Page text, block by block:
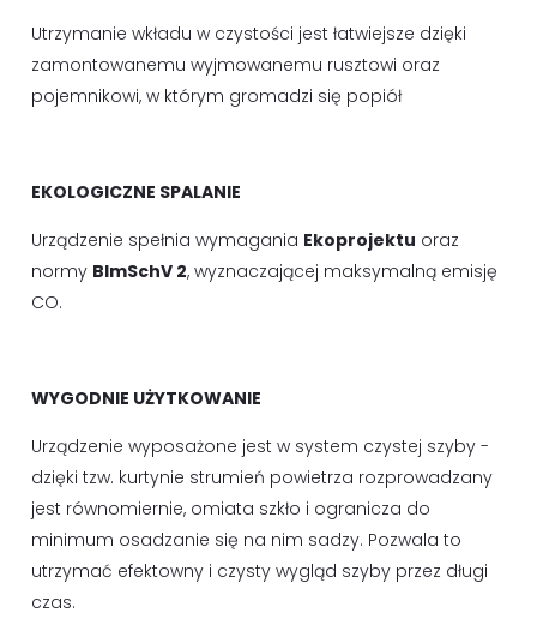
Utrzymanie wkładu w czystości jest łatwiejsze dzięki
zamontowanemu wyjmowanemu rusztowi oraz
pojemnikowi, w którym gromadzi się popiół
EKOLOGICZNE SPALANIE
Urządzenie spełnia wymagania Ekoprojektu oraz
normy BImSchV 2, wyznaczającej maksymalną emisję
CO.
WYGODNIE UŻYTKOWANIE
Urządzenie wyposażone jest w system czystej szyby -
dzięki tzw. kurtynie strumień powietrza rozprowadzany
jest równomiernie, omiata szkło i ogranicza do
minimum osadzanie się na nim sadzy. Pozwala to
utrzymać efektowny i czysty wygląd szyby przez długi
czas.